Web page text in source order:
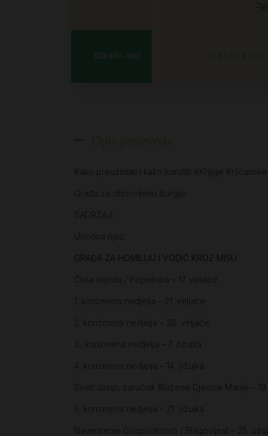
Kako preuzimati i kako koristiti eKnjige
Građa za obnovljenu liturgiju
SADRŽAJ:
Uvodna riječ
GRAĐA ZA HOMILIJU I VODIČ KROZ MISU
Čista srijeda / Pepelnica – 17. veljače
1. korizmena nedjelja – 21. veljače
2. korizmena nedjelja – 28. veljače
3.. korizmena nedjelja – 7. ožujka
4. korizmena nedjelja – 14. ožujka
Sveti Josip, zaručnik Blažene Djevice Marije –
5. korizmena nedjelja – 21. ožujka
Navještenje Gospodinovo / Blagovijest – 25.